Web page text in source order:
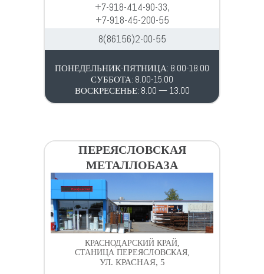
+7-918-414-90-33,
+7-918-45-200-55
8(86156)2-00-55
ПОНЕДЕЛЬНИК-ПЯТНИЦА: 8.00-18.00
СУББОТА: 8.00-15.00
ВОСКРЕСЕНЬЕ: 8.00 — 13.00
ПЕРЕЯСЛОВСКАЯ
МЕТАЛЛОБАЗА
КРАСНОДАРСКИЙ КРАЙ,
СТАНИЦА ПЕРЕЯСЛОВСКАЯ,
УЛ. КРАСНАЯ, 5